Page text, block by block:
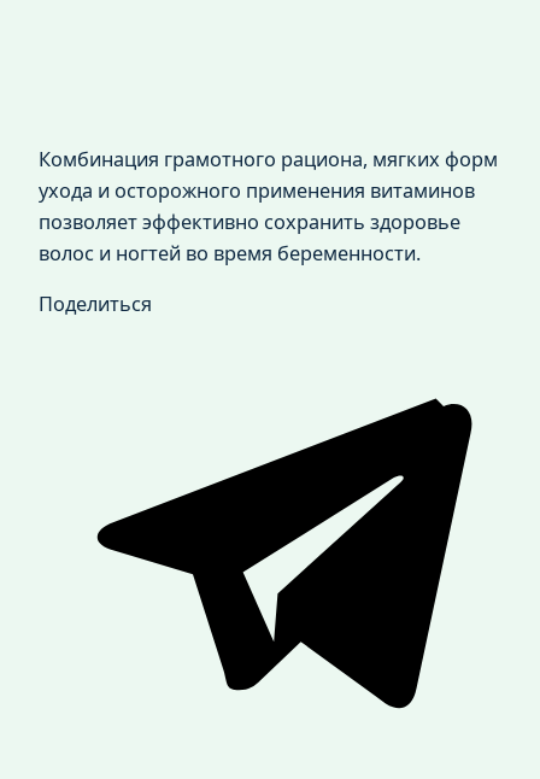
Комбинация грамотного рациона, мягких форм
ухода и осторожного применения витаминов
позволяет эффективно сохранить здоровье
волос и ногтей во время беременности.
Поделиться